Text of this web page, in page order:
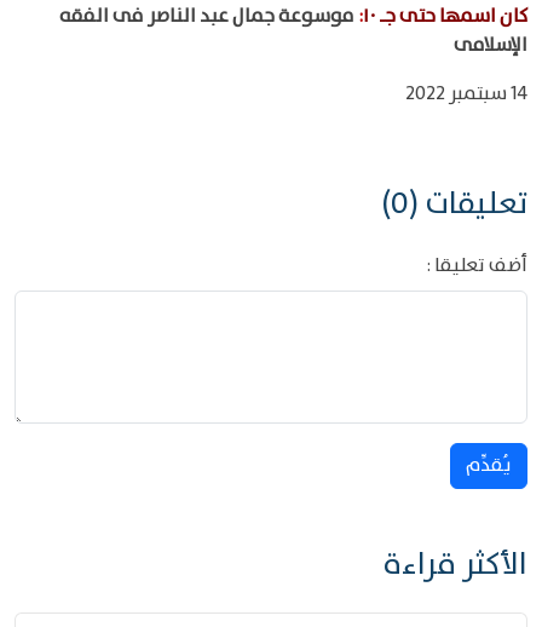
كان اسمها حتى جـ ١٠ : موسوعة جمال عبد الناصر فى الفقه
الإسلامى
14 سبتمبر 2022
تعليقات (0)
أضف تعليقا :
يُقدِّم
الأكثر قراءة